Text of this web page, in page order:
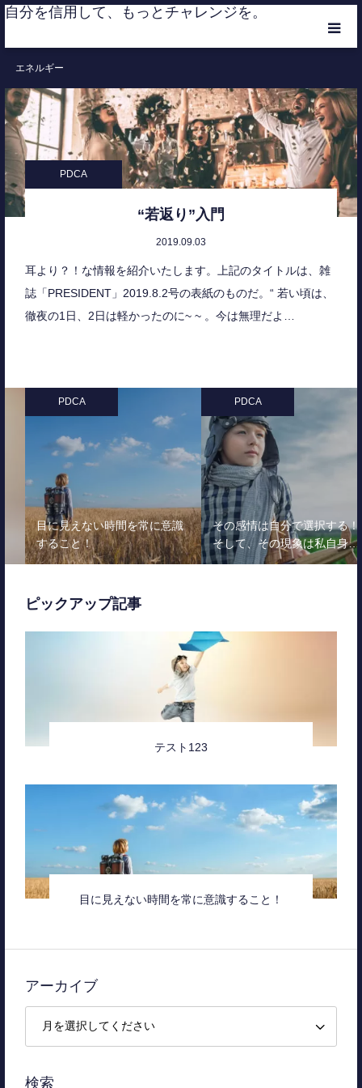
自分を信用して、もっとチャレンジを。
エネルギー
PDCA
“若返り”入門
2019.09.03
耳より？！な情報を紹介いたします。上記のタイトルは、雑
誌「PRESIDENT」2019.8.2号の表紙のものだ。“ 若い頃は、
徹夜の1日、2日は軽かったのに~ ~ 。今は無理だよ…
PDCA
目に見えない時間を常に意識
すること！
PDCA
その感情は自分で選択する！
そして、その現象は私自身…
ピックアップ記事
テスト123
目に見えない時間を常に意識すること！
アーカイブ
検索
HOME
CATEGORIES
MEMBER